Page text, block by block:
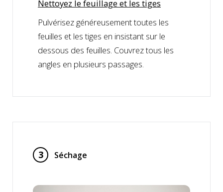
Nettoyez le feuillage et les tiges
Pulvérisez généreusement toutes les
feuilles et les tiges en insistant sur le
dessous des feuilles. Couvrez tous les
angles en plusieurs passages.
3 Séchage